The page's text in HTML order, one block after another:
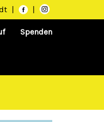
| |
Spenden